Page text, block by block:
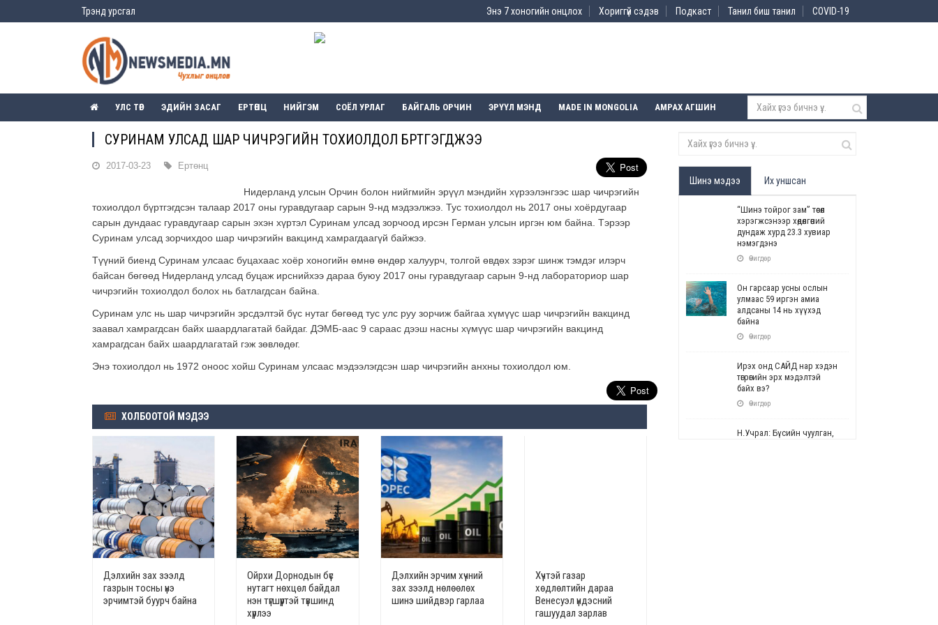
Трэнд урсгал Энэ 7 хоногийн онцлох Хориггүй сэдэв Подкаст Танил биш танил COVID-19
УЛС ТӨР ЭДИЙН ЗАСАГ ЕРТӨНЦ НИЙГЭМ СОЁЛ УРЛАГ БАЙГАЛЬ ОРЧИН ЭРҮҮЛ МЭНД MADE IN MONGOLIA АМРАХ АГШИН
СУРИНАМ УЛСАД ШАР ЧИЧРЭГИЙН ТОХИОЛДОЛ БҮРТГЭГДЖЭЭ
2017-03-23 Ертөнц
Нидерланд улсын Орчин болон нийгмийн эрүүл мэндийн хүрээлэнгээс шар чичрэгийн
тохиолдол бүртгэгдсэн талаар 2017 оны гуравдугаар сарын 9-нд мэдээлжээ. Тус тохиолдол нь 2017 оны хоёрдугаар
сарын дундаас гуравдугаар сарын эхэн хүртэл Суринам улсад зорчоод ирсэн Герман улсын иргэн юм байна. Тэрээр
Суринам улсад зорчихдоо шар чичрэгийн вакцинд хамрагдаагүй байжээ.
Түүний биенд Суринам улсаас буцахаас хоёр хоногийн өмнө өндөр халуурч, толгой өвдөх зэрэг шинж тэмдэг илэрч
байсан бөгөөд Нидерланд улсад буцаж ирснийхээ дараа буюу 2017 оны гуравдугаар сарын 9-нд лабораториор шар
чичрэгийн тохиолдол болох нь батлагдсан байна.
Суринам улс нь шар чичрэгийн эрсдэлтэй бүс нутаг бөгөөд тус улс руу зорчиж байгаа хүмүүс шар чичрэгийн вакцинд
заавал хамрагдсан байх шаардлагатай байдаг. ДЭМБ-аас 9 сараас дээш насны хүмүүс шар чичрэгийн вакцинд
хамрагдсан байх шаардлагатай гэж зөвлөдөг.
Энэ тохиолдол нь 1972 оноос хойш Суринам улсаас мэдээлэгдсэн шар чичрэгийн анхны тохиолдол юм.
ХОЛБООТОЙ МЭДЭЭ
Дэлхийн зах зээлд
газрын тосны үнэ
эрчимтэй буурч байна
Ойрхи Дорнодын бүс
нутагт нөхцөл байдал
нэн түгшүүртэй түвшинд
хүрлээ
Дэлхийн эрчим хүчний
зах зээлд нөлөөлөх
шинэ шийдвэр гарлаа
Хүчтэй газар
хөдлөлтийн дараа
Венесуэл үндэсний
гашуудал зарлав
Шинэ мэдээ Их уншсан
“Шинэ тойрог зам” төсөл
хэрэгжсэнээр хөдөлгөөний
дундаж хурд 23.3 хувиар
нэмэгдэнэ
Өчигдөр
Он гарсаар усны ослын
улмаас 59 иргэн амиа
алдсаны 14 нь хүүхэд
байна
Өчигдөр
Ирэх онд САЙД нар хэдэн
төгрөгийн эрх мэдэлтэй
байх вэ?
Өчигдөр
Н.Учрал: Бүсийн чуулган,